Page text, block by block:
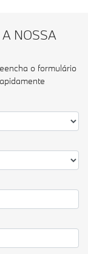
A NOSSA
o formulário